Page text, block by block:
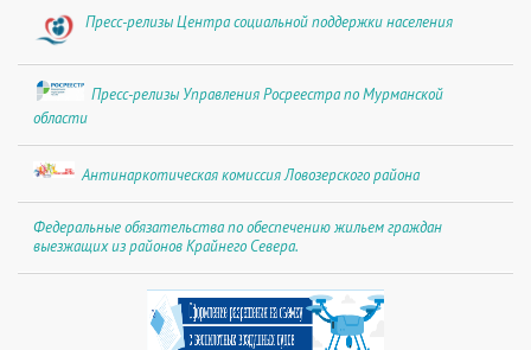
Пресс-релизы Центра социальной поддержки населения
Пресс-релизы Управления Росреестра по Мурманской
области
Антинаркотическая комиссия Ловозерского района
Федеральные обязательства по обеспечению жильем граждан
выезжащих из районов Крайнего Севера.